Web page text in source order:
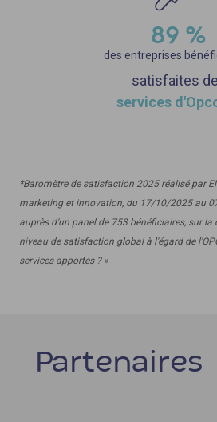
89 %
des entreprises
satisfaites
services
*Baromètre de satisfaction 2025 réalisé par
marketing et innovation, du 17/10/2025 au
auprès d'un panel de 753 bénéficiaires, sur la
niveau de satisfaction global à l'égard de
services apportés ? »
Partenaires